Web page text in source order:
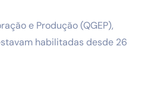
e Produção (QGEP),
habilitadas desde 26